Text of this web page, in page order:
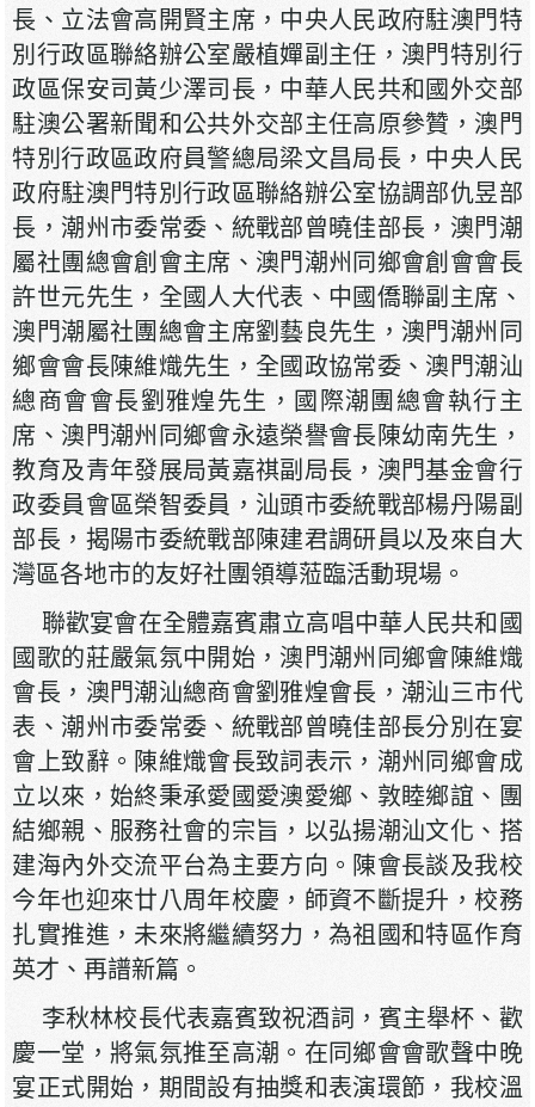
長、立法會高開賢主席，中央人民政府駐澳門特
別行政區聯絡辦公室嚴植嬋副主任，澳門特別行
政區保安司黃少澤司長，中華人民共和國外交部
駐澳公署新聞和公共外交部主任高原參贊，澳門
特別行政區政府員警總局梁文昌局長，中央人民
政府駐澳門特別行政區聯絡辦公室協調部仇昱部
長，潮州市委常委、統戰部曾曉佳部長，澳門潮
屬社團總會創會主席、澳門潮州同鄉會創會會長
許世元先生，全國人大代表、中國僑聯副主席、
澳門潮屬社團總會主席劉藝良先生，澳門潮州同
鄉會會長陳維熾先生，全國政協常委、澳門潮汕
總商會會長劉雅煌先生，國際潮團總會執行主
席、澳門潮州同鄉會永遠榮譽會長陳幼南先生，
教育及青年發展局黃嘉祺副局長，澳門基金會行
政委員會區榮智委員，汕頭市委統戰部楊丹陽副
部長，揭陽市委統戰部陳建君調研員以及來自大
灣區各地市的友好社團領導蒞臨活動現場。
聯歡宴會在全體嘉賓肅立高唱中華人民共和國
國歌的莊嚴氣氛中開始，澳門潮州同鄉會陳維熾
會長，澳門潮汕總商會劉雅煌會長，潮汕三市代
表、潮州市委常委、統戰部曾曉佳部長分別在宴
會上致辭。陳維熾會長致詞表示，潮州同鄉會成
立以來，始終秉承愛國愛澳愛鄉、敦睦鄉誼、團
結鄉親、服務社會的宗旨，以弘揚潮汕文化、搭
建海內外交流平台為主要方向。陳會長談及我校
今年也迎來廿八周年校慶，師資不斷提升，校務
扎實推進，未來將繼續努力，為祖國和特區作育
英才、再譜新篇。
李秋林校長代表嘉賓致祝酒詞，賓主舉杯、歡
慶一堂，將氣氛推至高潮。在同鄉會會歌聲中晚
宴正式開始，期間設有抽獎和表演環節，我校溫